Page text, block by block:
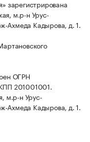
зарегистрирована
м.р-н Урус-
Ахмеда Кадырова, д. 1.
ОГРН
201001001.
м.р-н Урус-
Ахмеда Кадырова, д. 1.